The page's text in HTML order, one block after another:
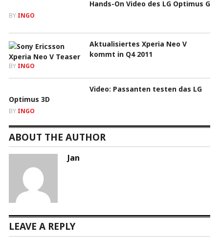
Hands-On Video des LG Optimus G
BY INGO
Aktualisiertes Xperia Neo V
kommt in Q4 2011
BY INGO
Video: Passanten testen das LG
Optimus 3D
BY INGO
ABOUT THE AUTHOR
Jan
LEAVE A REPLY